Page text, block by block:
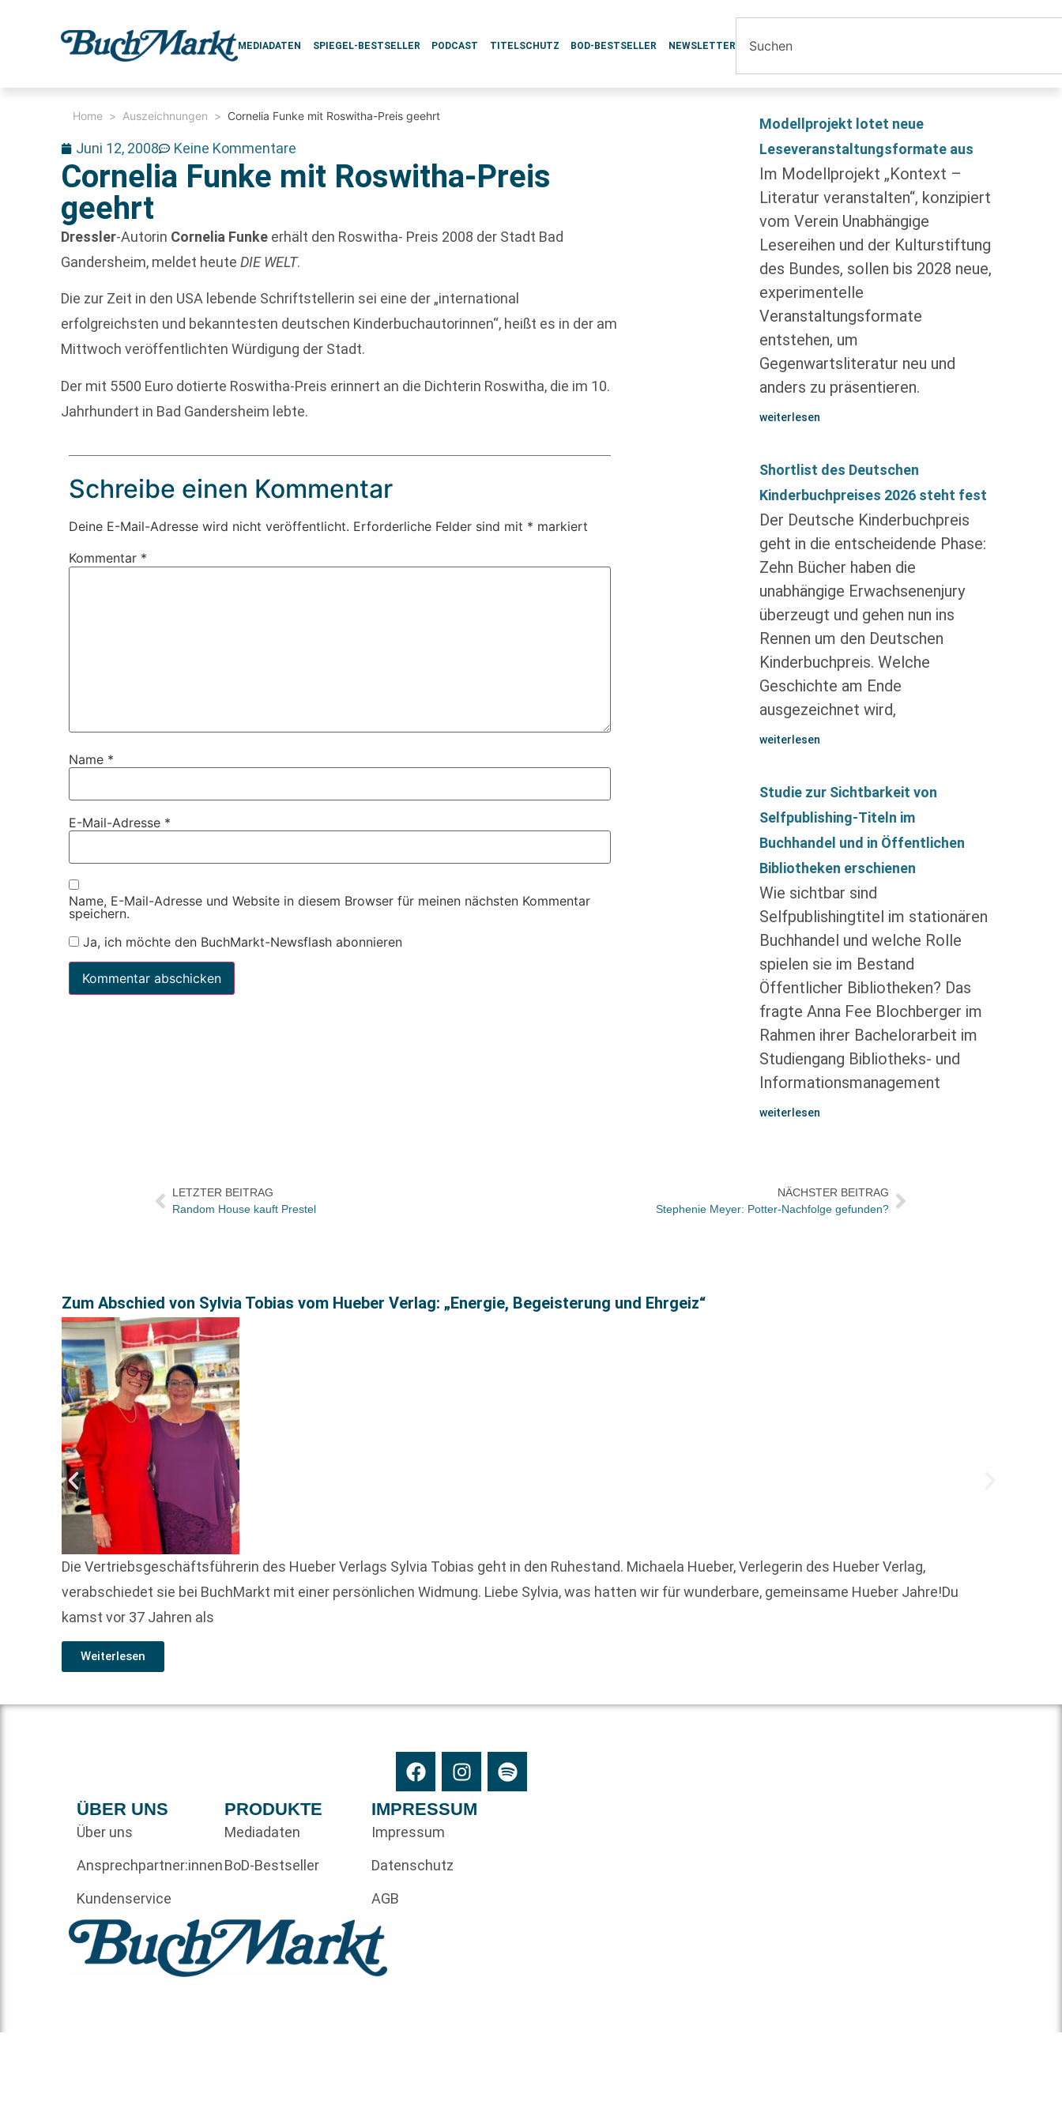
MEDIADATEN SPIEGEL-BESTSELLER PODCAST TITELSCHUTZ BOD-BESTSELLER NEWSLETTER
Home > Auszeichnungen > Cornelia Funke mit Roswitha-Preis geehrt
Juni 12, 2008 Keine Kommentare
Cornelia Funke mit Roswitha-Preis
geehrt
Dressler-Autorin Cornelia Funke erhält den Roswitha- Preis 2008 der Stadt Bad
Gandersheim, meldet heuteDIE WELT.
Die zur Zeit in den USA lebende Schriftstellerin sei eine der „international
erfolgreichsten und bekanntesten deutschen Kinderbuchautorinnen“, heißt es in der am
Mittwoch veröffentlichten Würdigung der Stadt.
Der mit 5500 Euro dotierte Roswitha-Preis erinnert an die Dichterin Roswitha, die im 10.
Jahrhundert in Bad Gandersheim lebte.
Schreibe einen Kommentar
Deine E-Mail-Adresse wird nicht veröffentlicht. Erforderliche Felder sind mit * markiert
Kommentar *
Name *
E-Mail-Adresse *
Name, E-Mail-Adresse und Website in diesem Browser für meinen nächsten Kommentar
speichern.
Ja, ich möchte den BuchMarkt-Newsflash abonnieren
Modellprojekt lotet neue
Leseveranstaltungsformate aus
Im Modellprojekt „Kontext –
Literatur veranstalten“, konzipiert
vom Verein Unabhängige
Lesereihen und der Kulturstiftung
des Bundes, sollen bis 2028 neue,
experimentelle
Veranstaltungsformate
entstehen, um
Gegenwartsliteratur neu und
anders zu präsentieren.
weiterlesen
Shortlist des Deutschen
Kinderbuchpreises 2026 steht fest
Der Deutsche Kinderbuchpreis
geht in die entscheidende Phase:
Zehn Bücher haben die
unabhängige Erwachsenenjury
überzeugt und gehen nun ins
Rennen um den Deutschen
Kinderbuchpreis. Welche
Geschichte am Ende
ausgezeichnet wird,
weiterlesen
Studie zur Sichtbarkeit von
Selfpublishing-Titeln im
Buchhandel und in Öffentlichen
Bibliotheken erschienen
Wie sichtbar sind
Selfpublishingtitel im stationären
Buchhandel und welche Rolle
spielen sie im Bestand
Öffentlicher Bibliotheken? Das
fragte Anna Fee Blochberger im
Rahmen ihrer Bachelorarbeit im
Studiengang Bibliotheks- und
Informationsmanagement
weiterlesen
LETZTER BEITRAG
Random House kauft Prestel
NÄCHSTER BEITRAG
Stephenie Meyer: Potter-Nachfolge gefunden?
Zum Abschied von Sylvia Tobias vom Hueber Verlag: „Energie, Begeisterung und Ehrgeiz“
Die Vertriebsgeschäftsführerin des Hueber Verlags Sylvia Tobias geht in den Ruhestand. Michaela Hueber, Verlegerin des Hueber Verlag,
verabschiedet sie bei BuchMarkt mit einer persönlichen Widmung. Liebe Sylvia, was hatten wir für wunderbare, gemeinsame Hueber Jahre!Du
kamst vor 37 Jahren als
Weiterlesen
ÜBER UNS
Über uns
Ansprechpartner:innen
Kundenservice
PRODUKTE
Mediadaten
BoD-Bestseller
IMPRESSUM
Impressum
Datenschutz
AGB